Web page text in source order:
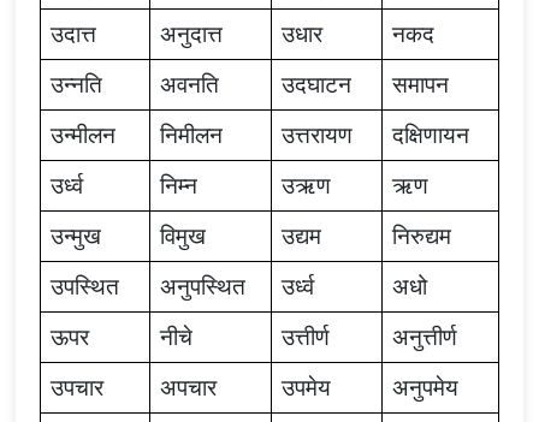
उदात्त
अनुदात्त उधार
नकद
उन्नति
अवनति उदघाटन
समापन
उन्मीलन
निमीलन उत्तरायण
दक्षिणायन
उर्ध्व
निम्न उऋण
ऋण
उन्मुख
विमुख उद्यम
निरुद्यम
उपस्थित
अनुपस्थित उर्ध्व
अधो
ऊपर
नीचे उत्तीर्ण
अनुत्तीर्ण
उपचार
अपचार उपमेय
अनुपमेय